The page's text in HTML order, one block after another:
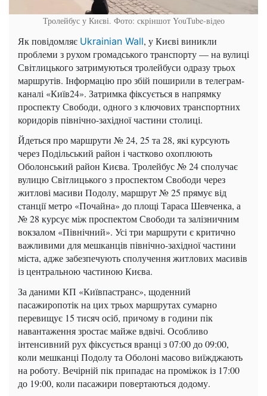
Тролейбус у Києві. Фото: скріншот YouTube-відео
Як повідомляє Ukrainian Wall, у Києві виникли
проблеми з рухом громадського транспорту — на вулиці
Світлицького затримуються тролейбуси одразу трьох
маршрутів. Інформацію про збій поширили в телеграм-
каналі «Київ24». Затримка фіксується в напрямку
проспекту Свободи, одного з ключових транспортних
коридорів північно-західної частини столиці.
Йдеться про маршрути № 24, 25 та 28, які курсують
через Подільський район і частково охоплюють
Оболонський район Києва. Тролейбус № 24 сполучає
вулицю Світлицького з проспектом Свободи через
житлові масиви Подолу, маршрут № 25 прямує від
станції метро «Почайна» до площі Тараса Шевченка, а
№ 28 курсує між проспектом Свободи та залізничним
вокзалом «Північний». Усі три маршрути є критично
важливими для мешканців північно-західної частини
міста, адже забезпечують сполучення житлових масивів
із центральною частиною Києва.
За даними КП «Київпастранс», щоденний
пасажиропотік на цих трьох маршрутах сумарно
перевищує 15 тисяч осіб, причому в години пік
навантаження зростає майже вдвічі. Особливо
інтенсивний рух фіксується вранці з 07:00 до 09:00,
коли мешканці Подолу та Оболоні масово виїжджають
на роботу. Вечірній пік припадає на проміжок із 17:00
до 19:00, коли пасажири повертаються додому.